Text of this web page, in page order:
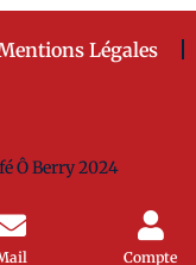
Compte
Ô Berry 2024
Légales